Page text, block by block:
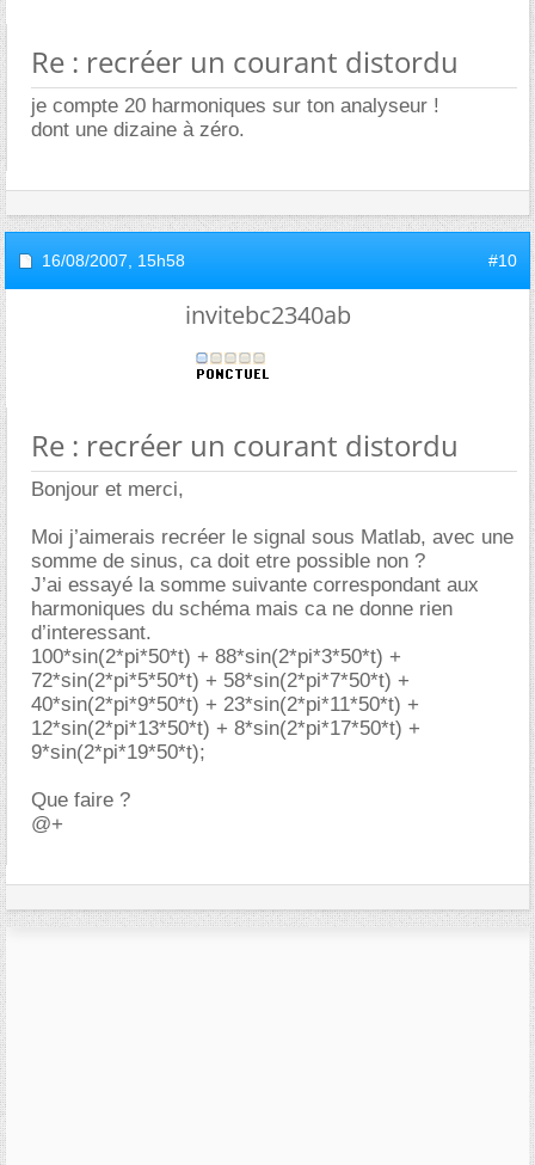
Re : recréer un courant distordu
je compte 20 harmoniques sur ton analyseur !
dont une dizaine à zéro.
16/08/2007, 15h58 #10
invitebc2340ab
Re : recréer un courant distordu
Bonjour et merci,
Moi j’aimerais recréer le signal sous Matlab, avec une
somme de sinus, ca doit etre possible non ?
J’ai essayé la somme suivante correspondant aux
harmoniques du schéma mais ca ne donne rien
d’interessant.
100*sin(2*pi*50*t) + 88*sin(2*pi*3*50*t) +
72*sin(2*pi*5*50*t) + 58*sin(2*pi*7*50*t) +
40*sin(2*pi*9*50*t) + 23*sin(2*pi*11*50*t) +
12*sin(2*pi*13*50*t) + 8*sin(2*pi*17*50*t) +
9*sin(2*pi*19*50*t);
Que faire ?
@+